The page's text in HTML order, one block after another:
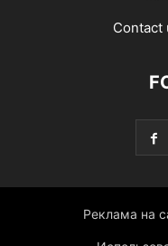
Contact
Реклама на